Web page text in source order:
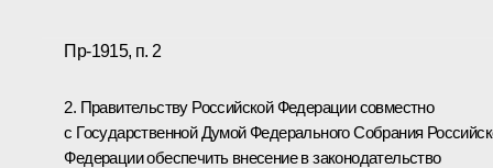
Пр-1915, п. 2
2. Правительству Российской Федерации совместно
с Государственной Думой Федерального Собрания
Федерации обеспечить внесение в законодательство